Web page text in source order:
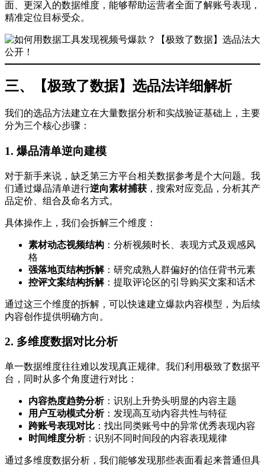
面、更深入的数据维度，能够帮助运营者全面了解账号表现，
精准定位目标受众。
三、【极致了数据】选品法详细解析
我们的选品方法建立在大量数据分析和实战验证基础上，主要
分为三个核心步骤：
1. 爆品清单逆向建模
对于新手来说，缺乏第三方平台相关数据参考是个大问题。我
们通过爆品清单进行逆向素材捕获 ，搜索对应竞品，分析其产
品定价、组合及命名方式。
具体操作上，我们会拆解三个维度：
素材动态视频结构 ：分析视频时长、表现方式及观感风
格
强落地页结构拆解：研究成熟人群偏好的信任背书元素
控评文案结构拆解：提取评论区的引导购买文案和话术
通过这三个维度的拆解，可以快速建立爆款内容模型，为后续
内容创作提供明确方向。
2. 多维度数据对比分析
单一数据维度往往难以发现真正规律。我们利用极致了数据平
台，同时从多个角度进行对比：
内容热度趋势分析：识别上升势头明显的内容主题
用户互动模式分析：发现高互动内容共性与特征
跨账号表现对比 ：找出同类账号中的异常优秀表现内容
时间维度分析：识别不同时间段的内容表现规律
通过多维度数据分析，我们能够发现那些表面看起来普通但具